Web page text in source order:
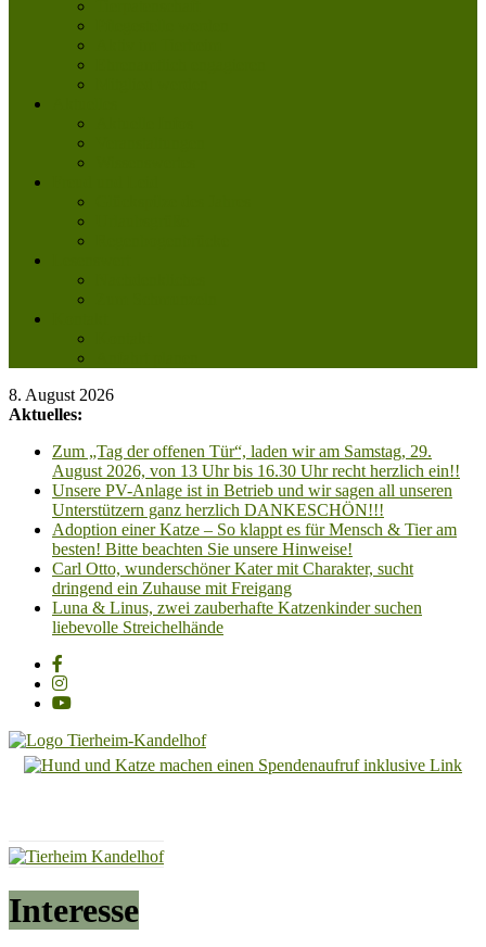
8. August 2026
Aktuelles:
Zum „Tag der offenen Tür“, laden wir am Samstag, 29.
August 2026, von 13 Uhr bis 16.30 Uhr recht herzlich ein!!
Unsere PV-Anlage ist in Betrieb und wir sagen all unseren
Unterstützern ganz herzlich DANKESCHÖN!!!
Adoption einer Katze – So klappt es für Mensch & Tier am
besten! Bitte beachten Sie unsere Hinweise!
Carl Otto, wunderschöner Kater mit Charakter, sucht
dringend ein Zuhause mit Freigang
Luna & Linus, zwei zauberhafte Katzenkinder suchen
liebevolle Streichelhände
Tierheim
Hoffnung
für
Tiere
Interesse